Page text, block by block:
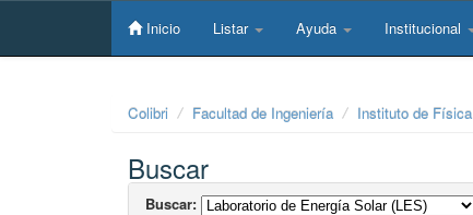
Skip
Inicio Listar Ayuda Institucional
Colibri Facultad de Ingeniería Instituto de Física
Buscar
Buscar: